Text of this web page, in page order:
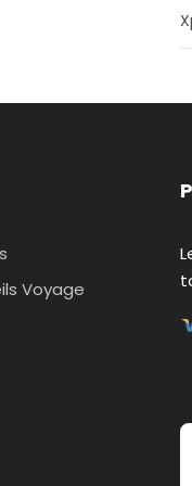
Voyage